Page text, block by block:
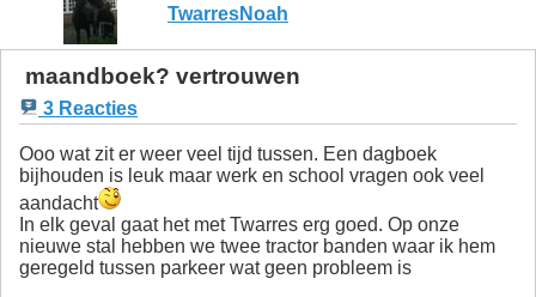
TwarresNoah
maandboek? vertrouwen
3 Reacties
Ooo wat zit er weer veel tijd tussen. Een dagboek
bijhouden is leuk maar werk en school vragen ook veel
aandacht
In elk geval gaat het met Twarres erg goed. Op onze
nieuwe stal hebben we twee tractor banden waar ik hem
geregeld tussen parkeer wat geen probleem is